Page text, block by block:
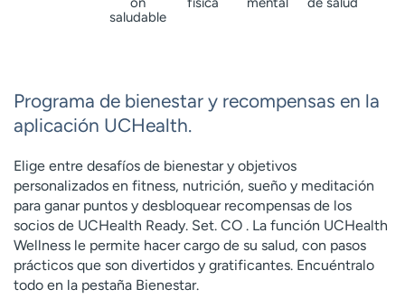
saludable
Programa de bienestar y recompensas en la
aplicación UCHealth.
Elige entre desafíos de bienestar y objetivos
personalizados en fitness, nutrición, sueño y meditación
para ganar puntos y desbloquear recompensas de los
socios de UCHealth Ready. Set. CO . La función UCHealth
Wellness le permite hacer cargo de su salud, con pasos
prácticos que son divertidos y gratificantes. Encuéntralo
todo en la pestaña Bienestar.